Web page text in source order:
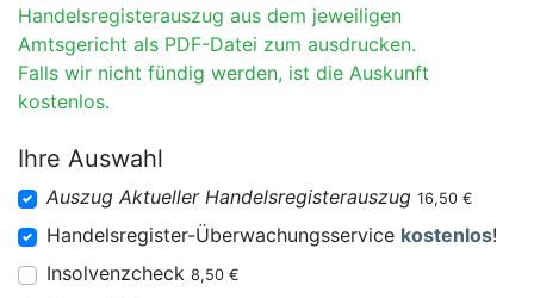
Handelsregisterauszug aus dem jeweiligen
Amtsgericht als PDF-Datei zum ausdrucken.
Falls wir nicht fündig werden, ist die Auskunft
kostenlos.
Ihre Auswahl
Auszug Aktueller Handelsregisterauszug 16,50 €
Handelsregister-Überwachungsservice kostenlos!
Insolvenzcheck 8,50 €